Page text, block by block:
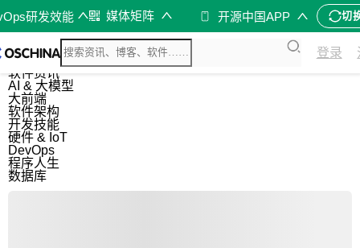
研发效能 媒体矩阵 开源中国APP 切
登录
综合
开源资讯
软件资讯
AI & 大模型
大前端
软件架构
开发技能
硬件 & IoT
DevOps
程序人生
数据库